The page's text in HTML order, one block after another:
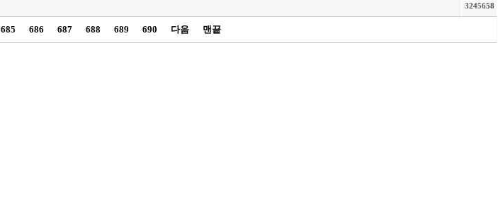
3245658
685 686 687 688 689 690 다음 맨끝